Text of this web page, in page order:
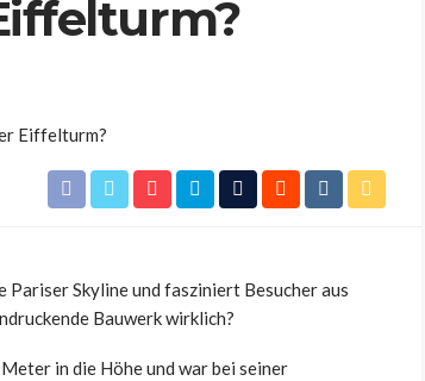
Skyline und fasziniert Besucher aus
Bauwerk wirklich?
in die Höhe und war bei seiner